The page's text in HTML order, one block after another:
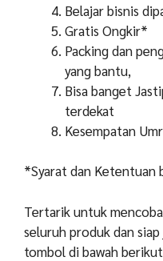
Belajar bisnis
Gratis Ongkir*
Packing dan
yang bantu,
Bisa banget
terdekat
Kesempatan
*Syarat dan Ketentuan
Tertarik untuk
seluruh produk dan
tombol di bawah